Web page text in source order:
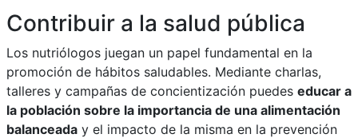
Contribuir a la salud pública
Los nutriólogos juegan un papel fundamental en la
promoción de hábitos saludables. Mediante charlas,
talleres y campañas de concientización puedes educar a
la población sobre la importancia de una alimentación
balanceada y el impacto de la misma en la prevención